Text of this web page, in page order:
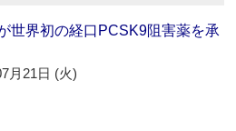
世界初の経口PCSK9阻害薬を承
月21日 (火)